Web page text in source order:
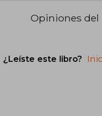
Opiniones del
¿Leíste este libro?